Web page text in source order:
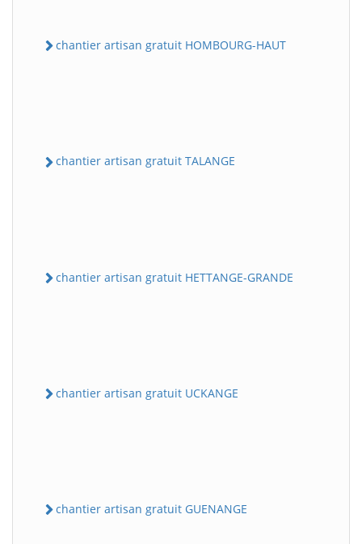
chantier artisan gratuit HOMBOURG-HAUT
chantier artisan gratuit TALANGE
chantier artisan gratuit HETTANGE-GRANDE
chantier artisan gratuit UCKANGE
chantier artisan gratuit GUENANGE